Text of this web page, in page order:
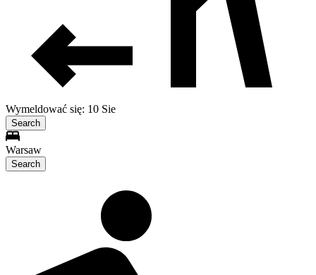
Wymeldować się: 10 Sie
Search
Warsaw
Search